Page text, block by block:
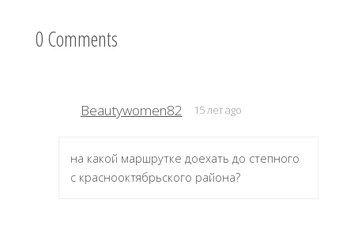
0 Comments
Beautywomen82 15 лет ago
на какой маршрутке доехать до степного
с краснооктябрьского района?